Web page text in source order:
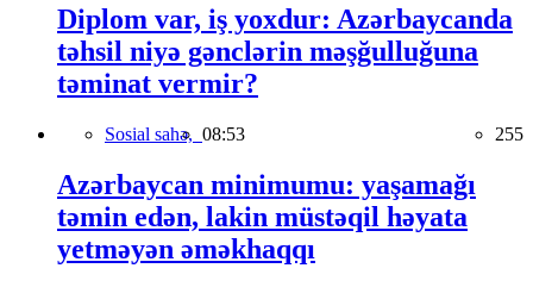
Diplom var, iş yoxdur: Azərbaycanda
təhsil niyə gənclərin məşğulluğuna
təminat vermir?
Sosial sahə, 08:53 255
Azərbaycan minimumu: yaşamağı
təmin edən, lakin müstəqil həyata
yetməyən əməkhaqqı